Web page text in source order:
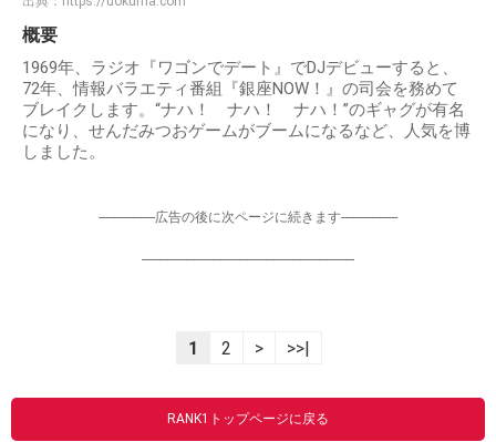
概要
1969年、ラジオ『ワゴンでデート』でDJデビューすると、
72年、情報バラエティ番組『銀座NOW！』の司会を務めて
ブレイクします。“ナハ！ ナハ！ ナハ！”のギャグが有名
になり、せんだみつおゲームがブームになるなど、人気を博
しました。
-----------------広告の後に次ページに続きます-----------------
----------------------------------------------------------------
1 2 > >>|
RANK1トップページに戻る